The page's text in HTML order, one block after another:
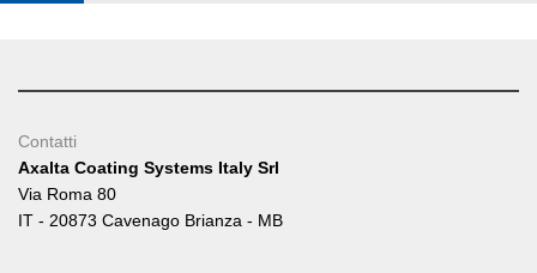
Contatti
Axalta Coating Systems Italy Srl
Via Roma 80
IT - 20873 Cavenago Brianza - MB